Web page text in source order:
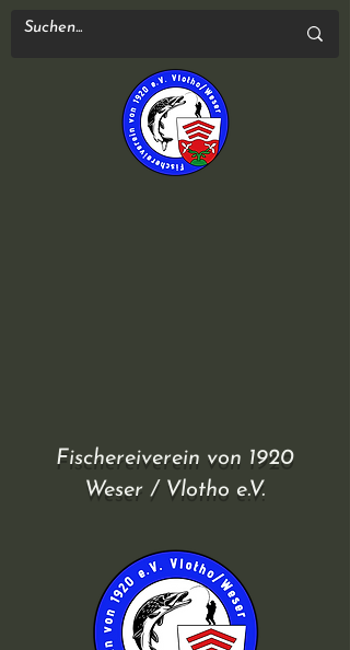
Fischereiverein von 1920
Weser / Vlotho e.V.